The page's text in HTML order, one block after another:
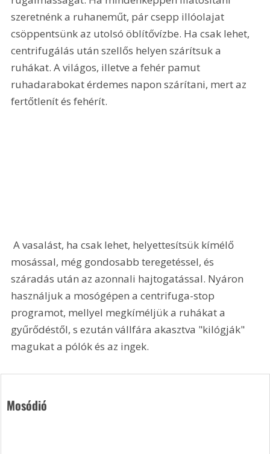
szeretnénk a ruhaneműt, pár csepp illóolajat
csöppentsünk az utolsó öblítővízbe. Ha csak lehet,
centrifugálás után szellős helyen szárítsuk a
ruhákat. A világos, illetve a fehér pamut
ruhadarabokat érdemes napon szárítani, mert az
fertőtlenít és fehérít.
A vasalást, ha csak lehet, helyettesítsük kímélő
mosással, még gondosabb teregetéssel, és
száradás után az azonnali hajtogatással. Nyáron
használjuk a mosógépen a centrifuga-stop
programot, mellyel megkíméljük a ruhákat a
gyűrődéstől, s ezután vállfára akasztva "kilógják"
magukat a pólók és az ingek.
Mosódió